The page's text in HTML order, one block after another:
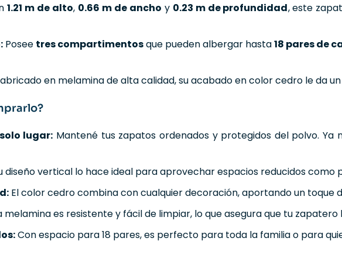
1.21 m de alto, 0.66 m de ancho y 0.23 m de profundidad, este
Posee tres compartimentosque pueden albergar hasta18 pares de
en melamina de alta calidad, su acabado en color cedro le da
lugar: Mantené tus zapatos ordenados y protegidos del polvo.
diseño vertical lo hace ideal para aprovechar espacios reducidos como
El color cedro combina con cualquier decoración, aportando un toque
melamina es resistente y fácil de limpiar, lo que asegura que tu
Con espacio para 18 pares, es perfecto para toda la familia o para